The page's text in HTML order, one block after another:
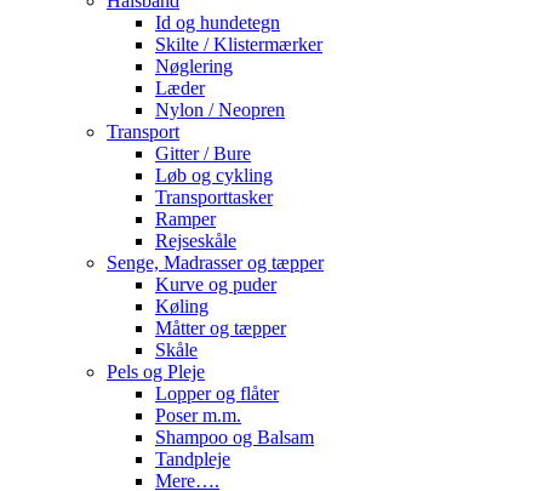
Id og hundetegn
Skilte / Klistermærker
Nøglering
Læder
Nylon / Neopren
Transport
Gitter / Bure
Løb og cykling
Transporttasker
Ramper
Rejseskåle
Senge, Madrasser og tæpper
Kurve og puder
Køling
Måtter og tæpper
Skåle
Pels og Pleje
Lopper og flåter
Poser m.m.
Shampoo og Balsam
Tandpleje
Mere….